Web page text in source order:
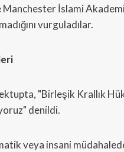
Manchester İslami
vurguladılar.
"Birleşik Krallık
denildi.
veya insani